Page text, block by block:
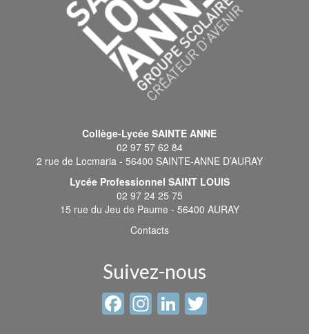
Collège-Lycée SAINTE ANNE
02 97 57 62 84
2 rue de Locmaria - 56400 SAINTE-ANNE D’AURAY
Lycée Professionnel SAINT LOUIS
02 97 24 25 75
15 rue du Jeu de Paume - 56400 AURAY
Contacts
Suivez-nous
Facebook
Instagram
LinkedIn